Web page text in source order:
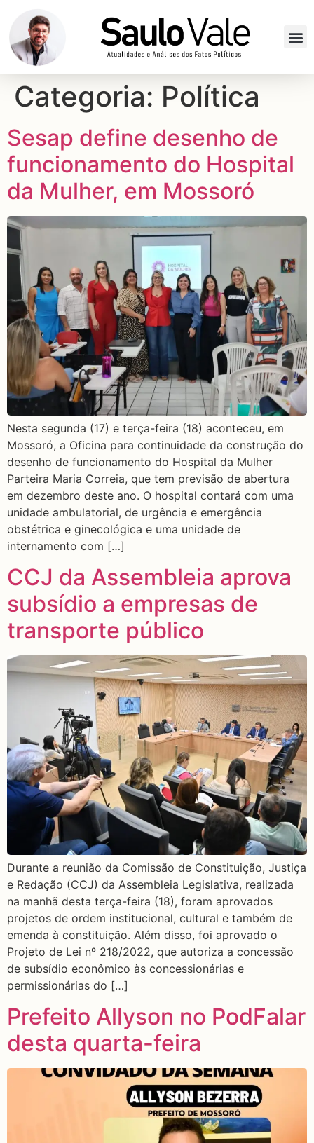
Categoria: Política
Sesap define desenho de
funcionamento do Hospital
da Mulher, em Mossoró
Nesta segunda (17) e terça-feira (18) aconteceu, em
Mossoró, a Oficina para continuidade da construção do
desenho de funcionamento do Hospital da Mulher
Parteira Maria Correia, que tem previsão de abertura
em dezembro deste ano. O hospital contará com uma
unidade ambulatorial, de urgência e emergência
obstétrica e ginecológica e uma unidade de
internamento com […]
CCJ da Assembleia aprova
subsídio a empresas de
transporte público
Durante a reunião da Comissão de Constituição, Justiça
e Redação (CCJ) da Assembleia Legislativa, realizada
na manhã desta terça-feira (18), foram aprovados
projetos de ordem institucional, cultural e também de
emenda à constituição. Além disso, foi aprovado o
Projeto de Lei nº 218/2022, que autoriza a concessão
de subsídio econômico às concessionárias e
permissionárias do […]
Prefeito Allyson no PodFalar
desta quarta-feira